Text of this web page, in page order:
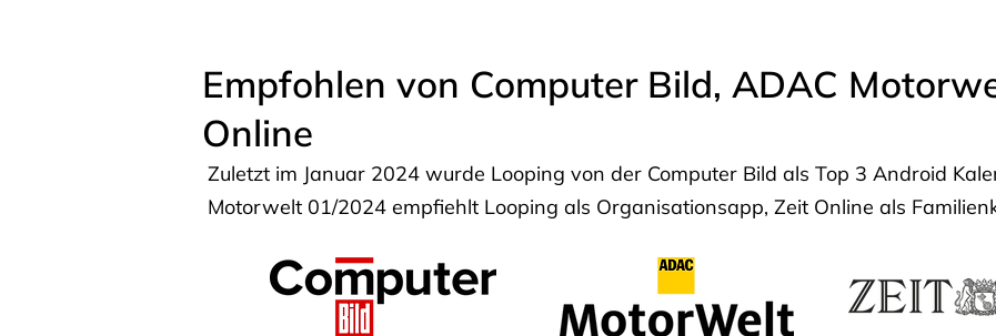
Empfohlen von Computer Bild, ADAC
Online
Zuletzt im Januar 2024 wurde Looping von der Computer Bild als Top 3 Android
Motorwelt 01/2024 empfiehlt Looping als Organisationsapp, Zeit Online als